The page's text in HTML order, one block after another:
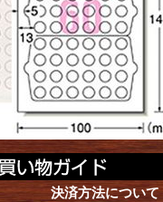
決済方法について